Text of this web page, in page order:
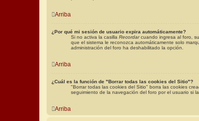
Arriba
¿Por qué mi sesión de usuario expira automáticamente?
Si no activa la casilla Recordarcuando ingresa al foro,
que el sistema le reconozca automáticamente solo
administración del foro ha deshabilitado la opción.
Arriba
¿Cuál es la función de "Borrar todas las cookies del Sitio"?
"Borrar todas las cookies del Sitio" borra las cookies
seguimiento de la navegación del foro por el usuario si
Arriba